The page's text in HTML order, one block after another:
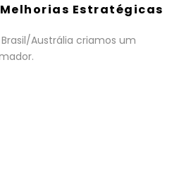
Estratégicas
Austrália criamos um